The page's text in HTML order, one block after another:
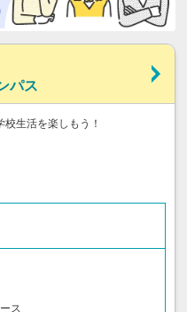
パス
校生活を楽しもう！
ス